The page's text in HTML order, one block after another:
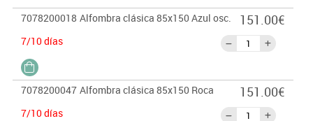
cuadrado. Otros tamaños consultar.
7078200018 Alfombra clásica 85x150 Azul osc.
7/10 días
151.00€
7078200047 Alfombra clásica 85x150 Roca
7/10 días
151.00€